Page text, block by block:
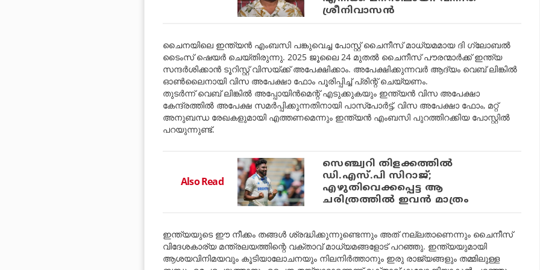
ശ്രീനിവാസന്‍
ചൈനയിലെ ഇന്ത്യൻ എംബസി പങ്കുവെച്ച പോസ്റ്റ് ചൈനീസ് മാധ്യമമായ ദി ഗ്ലോബൽ
ടൈംസ് ഷെയർ ചെയ്തിരുന്നു. 2025 ജൂലൈ 24 മുതൽ ചൈനീസ് പൗരന്മാർക്ക് ഇന്ത്യ
സന്ദർശിക്കാൻ ടൂറിസ്റ്റ് വിസയ്ക്ക് അപേക്ഷിക്കാം. അപേക്ഷിക്കുന്നവർ ആദ്യം വെബ് ലിങ്കിൽ
ഓൺലൈനായി വിസ അപേക്ഷാ ഫോം പൂരിപ്പിച്ച് പ്രിന്റ് ചെയ്യണം.
തുടർന്ന് വെബ് ലിങ്കിൽ അപ്പോയിന്‍മെന്റ്‌ എടുക്കുകയും ഇന്ത്യൻ വിസ അപേക്ഷാ
കേന്ദ്രത്തിൽ അപേക്ഷ സമർപ്പിക്കുന്നതിനായി പാസ്‌പോർട്ട്, വിസ അപേക്ഷാ ഫോം, മറ്റ്
അനുബന്ധ രേഖകളുമായി എത്തണമെന്നും ഇന്ത്യൻ എംബസി പുറത്തിറക്കിയ പോസ്റ്റിൽ
പറയുന്നുണ്ട്.
Also Read
സെഞ്ച്വറി തിളക്കത്തില്‍
ഡി.എസ്.പി സിറാജ്;
എഴുതിവെക്കപ്പെട്ട ആ
ചരിത്രത്തില്‍ ഇവന്‍ മാത്രം
ഇന്ത്യയുടെ ഈ നീക്കം തങ്ങൾ ശ്രദ്ധിക്കുന്നുണ്ടെന്നും അത് നല്ലതാണെന്നും ചൈനീസ്
വിദേശകാര്യ മന്ത്രലയത്തിന്റെ വക്താവ് മാധ്യമങ്ങളോട് പറഞ്ഞു. ഇന്ത്യയുമായി
ആശയവിനിമയവും കൂടിയാലോചനയും നിലനിർത്താനും ഇരു രാജ്യങ്ങളും തമ്മിലുള്ള